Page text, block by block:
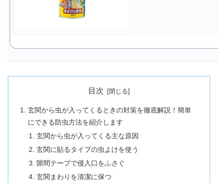
目次
玄関から虫が入ってくるときの対策を徹底解説！簡単
にできる防虫方法を紹介します
玄関から虫が入ってくる主な原因
玄関に貼るタイプの虫よけを使う
隙間テープで侵入口をふさぐ
玄関まわりを清潔に保つ